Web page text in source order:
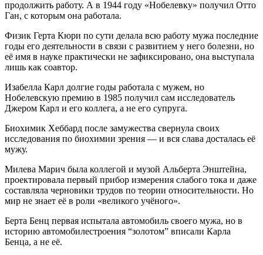
продолжить работу. А в 1944 году «Нобелевку» получил Отто
Ган, с которым она работала.
Физик Герта Кюри по сути делала всю работу мужа последние
годы его деятельности в связи с развитием у него болезни, но
её имя в науке практически не зафиксировано, она выступала
лишь как соавтор.
Изабелла Карл долгие годы работала с мужем, но
Нобелевскую премию в 1985 получил сам исследователь
Джером Карл и его коллега, а не его супруга.
Биохимик Хеббард после замужества свернула своих
исследования по биохимии зрения — и вся слава досталась её
мужу.
Милева Марич была коллегой и музой Альберта Энштейна,
проектировала первый прибор измерения слабого тока и даже
составляла черновики трудов по теории относительности. Но
мир не знает её в роли «великого учёного».
Берта Бенц первая испытала автомобиль своего мужа, но в
историю автомобилестроения “золотом” вписали Карла
Бенца, а не её.